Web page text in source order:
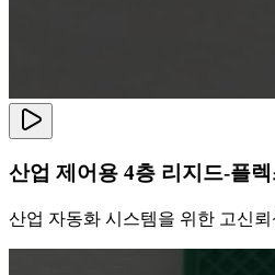
산업 제어용 4층 리지드-플
산업 자동화 시스템을 위한 고신